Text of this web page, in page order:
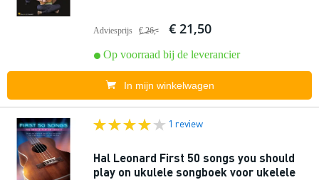
Adviesprijs € 26,- € 21,50
Op voorraad bij de leverancier
In mijn winkelwagen
1 review
Hal Leonard First 50 songs you should
play on ukulele songboek voor ukelele